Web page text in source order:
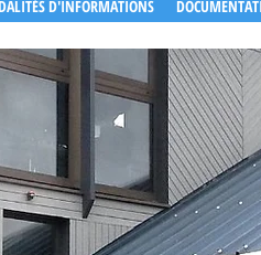
D'INFORMATIONS